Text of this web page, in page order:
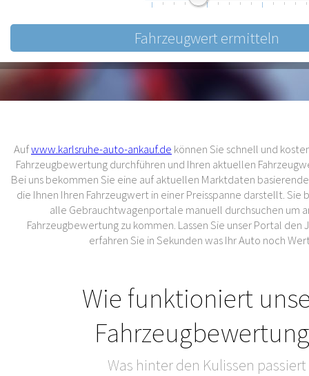
Aufwww.karlsruhe-auto-ankauf.de können Sie schnell und
Fahrzeugbewertung durchführen und Ihren aktuellen
Bei uns bekommen Sie eine auf aktuellen Marktdaten
die Ihnen Ihren Fahrzeugwert in einer Preisspanne darstellt. Sie
alle Gebrauchtwagenportale manuell durchsuchen um
Fahrzeugbewertung zu kommen. Lassen Sie unser Portal den
erfahren Sie in Sekunden was Ihr Auto noch
Wie funktioniert
Was hinter den Kulissen passiert